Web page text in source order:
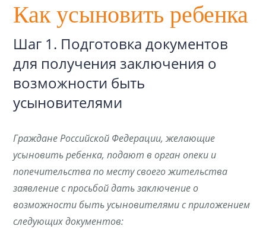
Как усыновить ребенка
Шаг 1. Подготовка документов
для получения заключения о
возможности быть
усыновителями
Граждане Российской Федерации, желающие
усыновить ребенка, подают в орган опеки и
попечительства по месту своего жительства
заявление с просьбой дать заключение о
возможности быть усыновителями с приложением
следующих документов: